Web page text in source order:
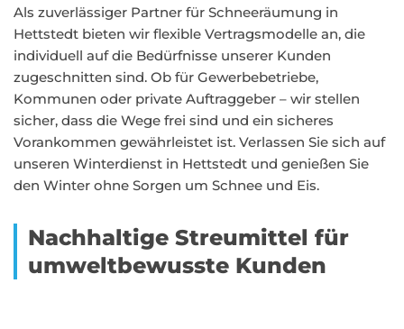
Als zuverlässiger Partner für Schneeräumung in
Hettstedt bieten wir flexible Vertragsmodelle an, die
individuell auf die Bedürfnisse unserer Kunden
zugeschnitten sind. Ob für Gewerbebetriebe,
Kommunen oder private Auftraggeber – wir stellen
sicher, dass die Wege frei sind und ein sicheres
Vorankommen gewährleistet ist. Verlassen Sie sich auf
unseren Winterdienst in Hettstedt und genießen Sie
den Winter ohne Sorgen um Schnee und Eis.
Nachhaltige Streumittel für
umweltbewusste Kunden